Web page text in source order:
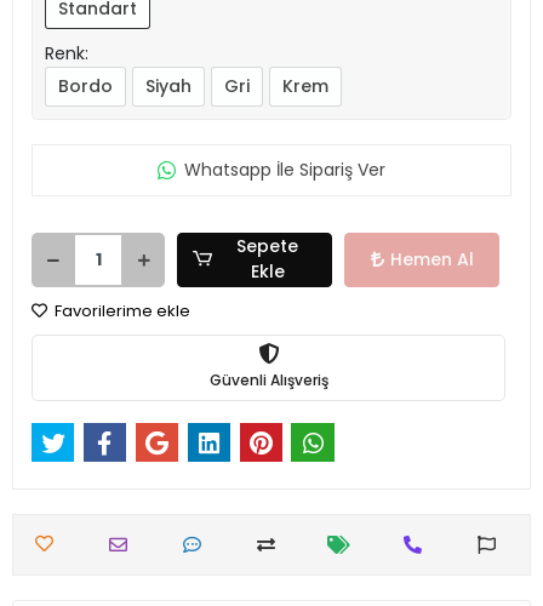
Standart
Renk:
Bordo
Siyah Gri Krem
Whatsapp İle Sipariş Ver
Sepete
Ekle
Hemen Al
Favorilerime ekle
Güvenli Alışveriş